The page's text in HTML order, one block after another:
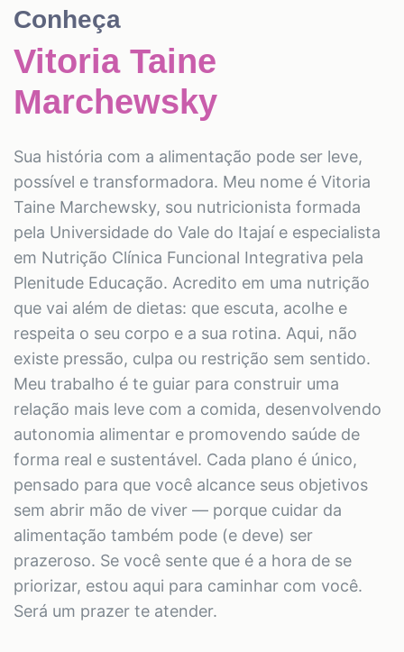
Conheça
Vitoria Taine
Marchewsky
Sua história com a alimentação pode ser leve,
possível e transformadora. Meu nome é Vitoria
Taine Marchewsky, sou nutricionista formada
pela Universidade do Vale do Itajaí e especialista
em Nutrição Clínica Funcional Integrativa pela
Plenitude Educação. Acredito em uma nutrição
que vai além de dietas: que escuta, acolhe e
respeita o seu corpo e a sua rotina. Aqui, não
existe pressão, culpa ou restrição sem sentido.
Meu trabalho é te guiar para construir uma
relação mais leve com a comida, desenvolvendo
autonomia alimentar e promovendo saúde de
forma real e sustentável. Cada plano é único,
pensado para que você alcance seus objetivos
sem abrir mão de viver — porque cuidar da
alimentação também pode (e deve) ser
prazeroso. Se você sente que é a hora de se
priorizar, estou aqui para caminhar com você.
Será um prazer te atender.